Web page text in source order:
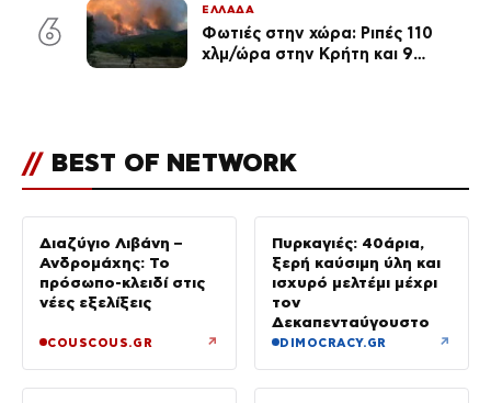
6
ΕΛΛΑΔΑ
Φωτιές στην χώρα: Ριπές 110
χλμ/ώρα στην Κρήτη και 9
// BEST OF NETWORK
Διαζύγιο Λιβάνη –
Ανδρομάχης: Το
πρόσωπο-κλειδί στις
νέες εξελίξεις
COUSCOUS.GR ↗
Πυρκαγιές: 40άρια,
ξερή καύσιμη ύλη και
ισχυρό μελτέμι μέχρι
τον
Δεκαπενταύγουστο
DIMOCRACY.GR ↗